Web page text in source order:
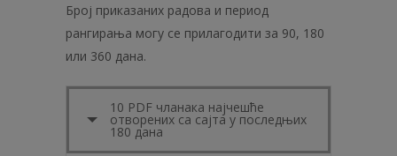
Број приказаних радова и период
рангирања могу се прилагодити за 90, 180
или 360 дана.
10 PDF чланака најчешће
отворених са сајта у последњих
180 дана